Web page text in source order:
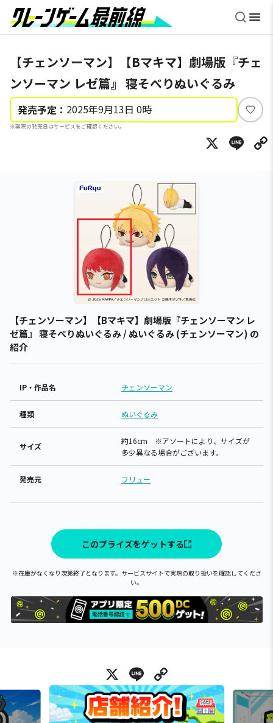
【チェンソーマン】【Bマキマ】劇場版『チェ
ンソーマン レゼ篇』 寝そべりぬいぐるみ
発売予定： 2025年9月13日 0時
※実際の発売日はサービスをご確認ください。
い
ね
X
【チェンソーマン】【Bマキマ】劇場版『チェンソーマン レ
ゼ篇』 寝そべりぬいぐるみ / ぬいぐるみ (チェンソーマン) の
紹介
IP・作品名 チェンソーマン
種類 ぬいぐるみ
サイズ
約16cm ※アソートにより、サイズが
多少異なる場合がございます。
発売元 フリュー
このプライズをゲットする
※在庫がなくなり次第終了となります。サービスサイトで実際の取り扱いを確認してくださ
い。
X Line